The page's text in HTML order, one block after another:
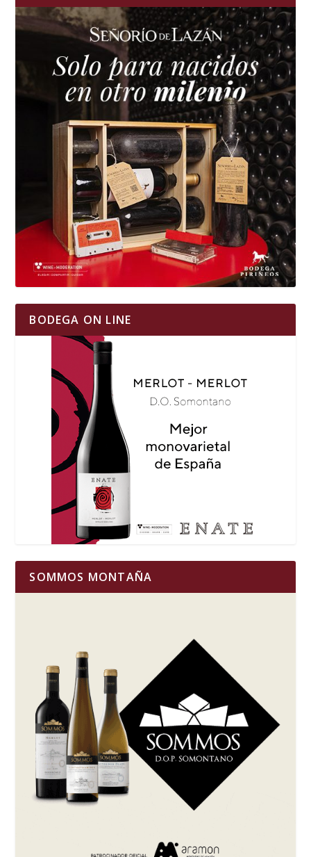
BODEGA ON LINE
SOMMOS MONTAÑA